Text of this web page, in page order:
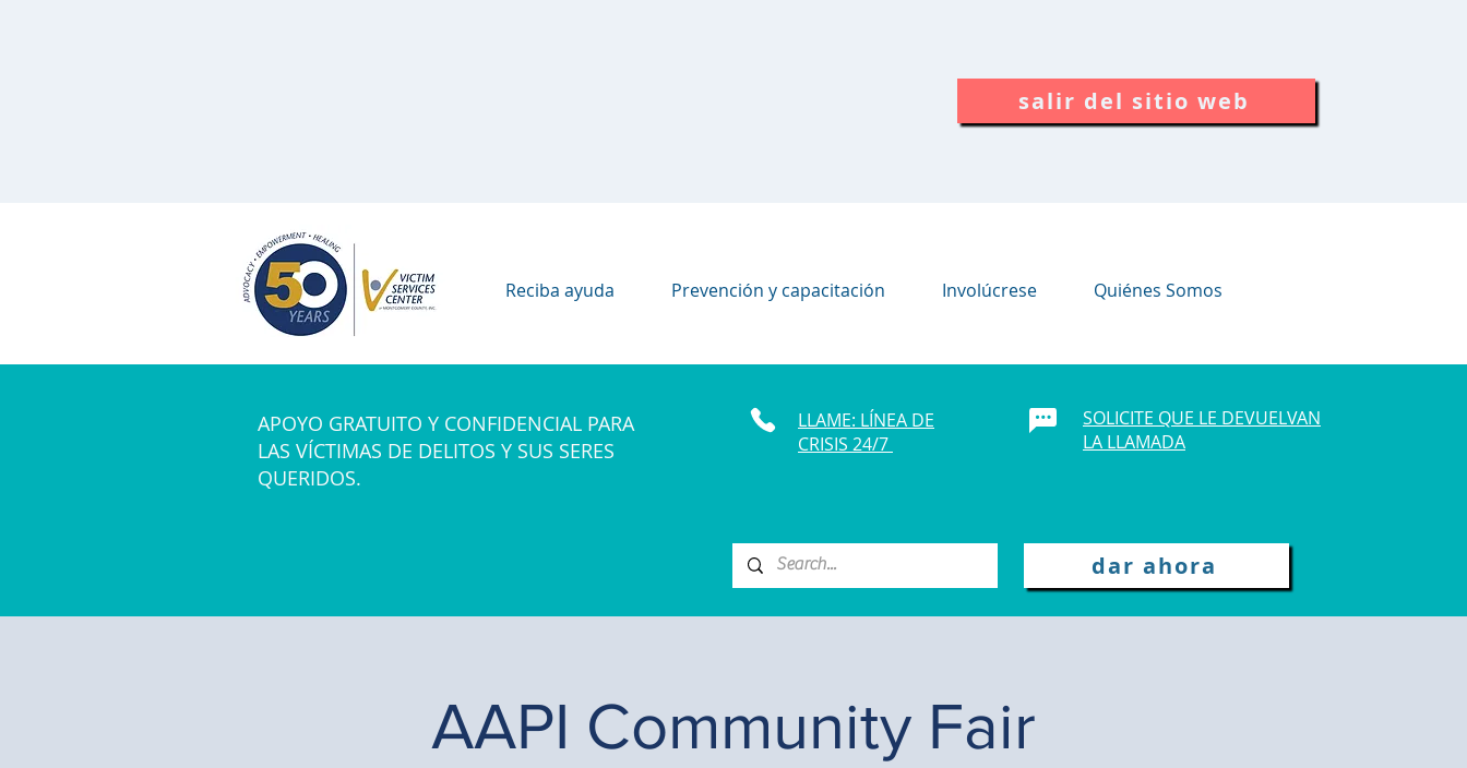
salir del sitio web
Reciba ayuda Prevención y capacitación Involúcrese Quiénes Somos
APOYO GRATUITO Y CONFIDENCIAL PARA
LAS VÍCTIMAS DE DELITOS Y SUS SERES
QUERIDOS.
LLAME: LÍNEA DE
CRISIS 24/7
SOLICITE QUE LE DEVUELVAN
LA LLAMADA
dar ahora
AAPI Community Fair